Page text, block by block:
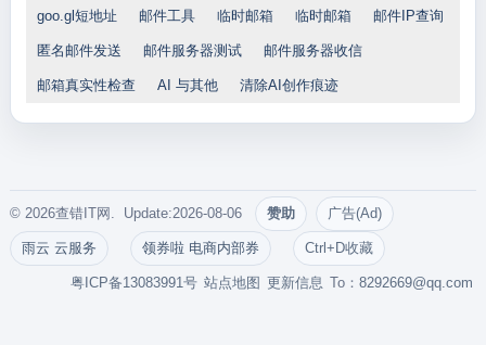
goo.gl短地址 邮件工具 临时邮箱 临时邮箱 邮件IP查询
匿名邮件发送 邮件服务器测试 邮件服务器收信
邮箱真实性检查 AI 与其他 清除AI创作痕迹
© 2026查错IT网. Update:2026-08-06 赞助 广告(Ad)
雨云 云服务 领券啦 电商内部券 Ctrl+D收藏
To：8292669@qq.com
更新信息
站点地图
粤ICP备13083991号